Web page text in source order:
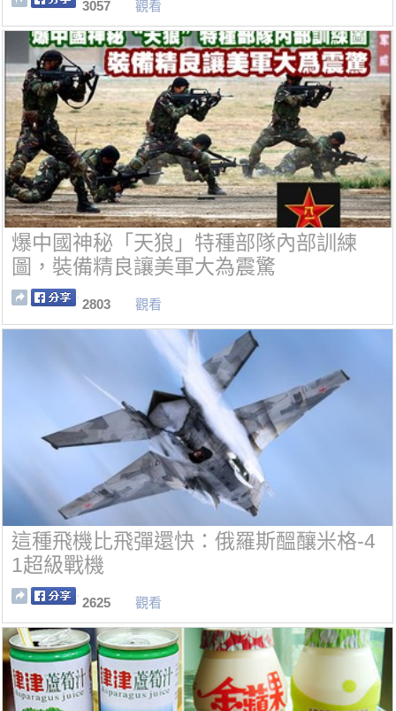
3057 觀看
爆中國神秘「天狼」特種部隊內部訓練
圖，裝備精良讓美軍大為震驚
2803 觀看
這種飛機比飛彈還快：俄羅斯醞釀米格-4
1超級戰機
2625 觀看